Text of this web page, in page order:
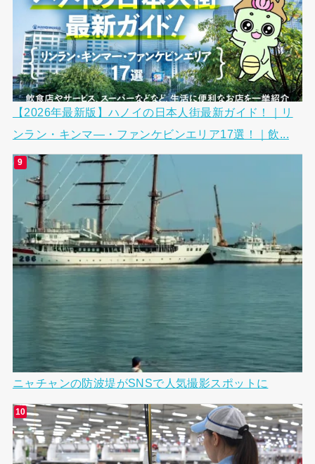
【2026年最新版】ハノイの日本人街最新ガイド！｜リ
ンラン・キンマ―・ファンケビンエリア17選！｜飲...
ニャチャンの防波堤がSNSで人気撮影スポットに